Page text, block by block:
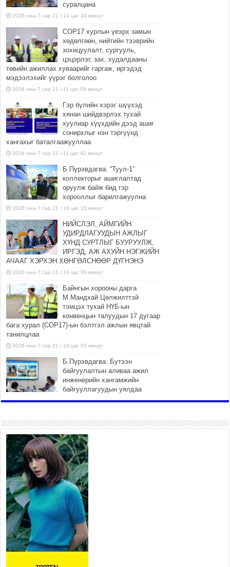
суралцана
2026 оны 7 сар 21 / 13 цаг 43 минут
COP17 хурлын үеэрх замын
хөдөлгөөн, нийтийн тээврийн
зохицуулалт, сургууль,
цэцэрлэг, зах, худалдааны
төвийн ажиллах хуваарийг гаргаж, иргэдэд
мэдээлэхийг үүрэг болголоо
2026 оны 7 сар 21 / 11 цаг 59 минут
Гэр бүлийн хэрэг шүүхэд
хянан шийдвэрлэх тухай
хуулиар хүүхдийн дээд ашиг
сонирхлыг нэн тэргүүнд
хангахыг баталгаажууллаа
2026 оны 7 сар 21 / 11 цаг 42 минут
Б.Пүрэвдагва: “Туул-1”
коллекторыг ашиглалтад
оруулж байж бид гэр
хорооллыг барилгажуулна
2026 оны 7 сар 21 / 10 цаг 15 минут
НИЙСЛЭЛ, АЙМГИЙН
УДИРДЛАГУУДЫН АЖЛЫГ
ХҮНД СУРТЛЫГ БУУРУУЛЖ,
ИРГЭД, АЖ АХУЙН НЭГЖИЙН
АЧААГ ХЭРХЭН ХӨНГӨЛСНӨӨР ДҮГНЭНЭ
2026 оны 7 сар 21 / 10 цаг 09 минут
Байнгын хорооны дарга
М.Мандхай Цөлжилттэй
тэмцэх тухай НҮБ-ын
конвенцын талуудын 17 дугаар
бага хурал (СОР17)-ын бэлтгэл ажлын явцтай
танилцлаа
2026 оны 7 сар 21 / 10 цаг 03 минут
Б.Пүрэвдагва: Бүтээн
байгуулалтын аливаа ажил
инженерийн хангамжийн
байгууллагуудын уялдаа
холбоогүйгээс саатах ёсгүй
“Сэлбэ 20 минутын хот”
төслийн анхны 12 давхар
барилгын үндсэн карказ,
цутгалтын ажил дууслаа
2026 оны 7 сар 20 / 17 цаг 17 минут
Мопед, скүүтер, тэдгээртэй адилтгах үзүүлэлт
бүхий тээврийн хэрэгсэлтэй холбоотой
нийслэлийн засаг дарга захирамж гаргалаа
2026 оны 7 сар 20 / 17 цаг 11 минут
Төв цэвэрлэх байгууламжид хоногт дунджаар 3
тонн хатуу хог хаягдал ирж байна
2026 оны 7 сар 20 / 12 цаг 06 минут
“Эхийн алдар” одонгийн шаардлагыг